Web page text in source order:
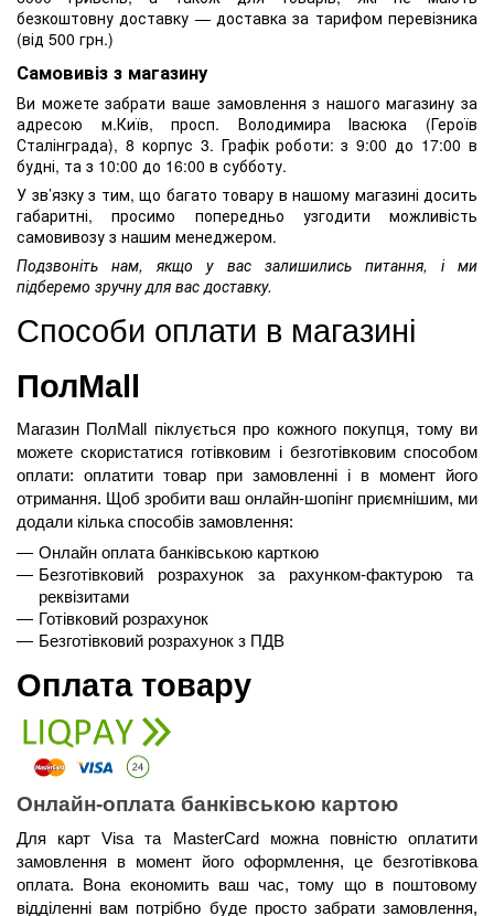
безкоштовну доставку — доставка за тарифом перевізника
(від 500 грн.)
Самовивіз з магазину
Ви можете забрати ваше замовлення з нашого магазину за
адресою м.Київ, просп. Володимира Івасюка (Героїв
Сталінграда), 8 корпус 3. Графік роботи: з 9:00 до 17:00 в
будні, та з 10:00 до 16:00 в субботу.
У зв’язку з тим, що багато товару в нашому магазині досить
габаритні, просимо попередньо узгодити можливість
самовивозу з нашим менеджером.
Подзвоніть нам, якщо у вас залишились питання, і ми
підберемо зручну для вас доставку.
Способи оплати в магазині
ПолMall
Магазин ПолMall
піклується про кожного покупця, тому ви
можете скористатися готівковим і безготівковим способом
оплати: оплатити товар при замовленні і в момент його
отримання. Щоб зробити ваш онлайн-шопінг приємнішим, ми
додали кілька способів замовлення:
Онлайн оплата банківською карткою
Безготівковий розрахунок за рахунком-фактурою та
реквізитами
Готівковий розрахунок
Безготівковий розрахунок з ПДВ
Оплата товару
Онлайн-оплата банківською картою
Для карт Visa та MasterCard можна повністю оплатити
замовлення в момент його оформлення, це безготівкова
оплата. Вона економить ваш час, тому що в поштовому
відділенні вам потрібно буде просто забрати замовлення,